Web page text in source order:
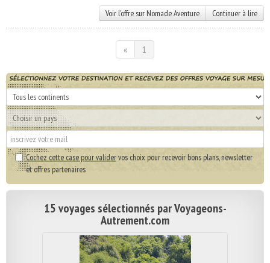
Voir l'offre sur Nomade Aventure Continuer à lire
« 1
Cochez cette case pour validervos choix pour recevoir bons plans, newsletter
et offres partenaires
15 voyages sélectionnés par Voyageons-
Autrement.com